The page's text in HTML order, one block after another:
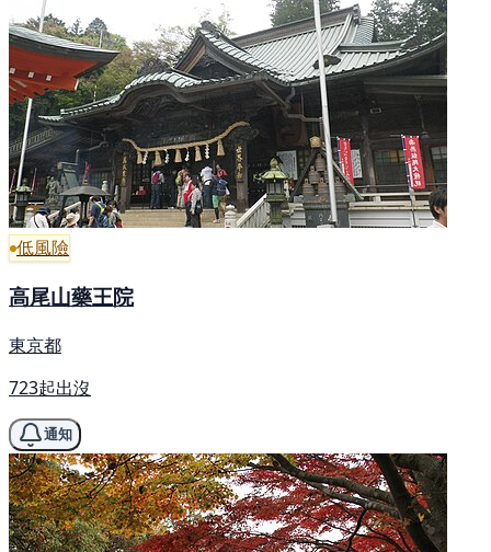
低風險
高尾山藥王院
東京都
723起出沒
通知